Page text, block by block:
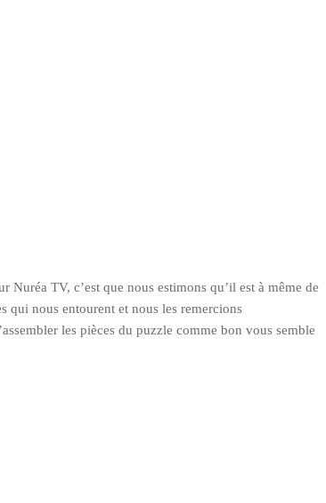
TV, c’est que nous estimons qu’il est à même de
qui nous entourent et nous les remercions
les pièces du puzzle comme bon vous semble